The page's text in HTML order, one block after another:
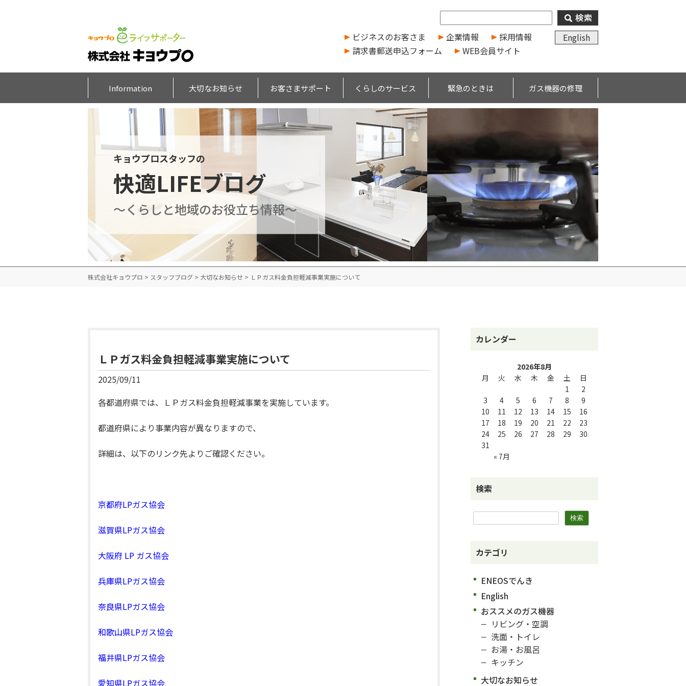
ビジネスのお客さま 企業情報 採用情報
English
請求書郵送申込フォーム
WEB会員サイト
Information 大切なお知らせ お客さまサポート くらしのサービス 緊急のときは ガス機器の修理
キョウプロスタッフの
快適LIFEブログ
～くらしと地域のお役立ち情報～
株式会社キョウプロ > スタッフブログ > 大切なお知らせ > ＬＰガス料金負担軽減事業実施について
ＬＰガス料金負担軽減事業実施について
2025/09/11
各都道府県では、ＬＰガス料金負担軽減事業を実施しています。
都道府県により事業内容が異なりますので、
詳細は、以下のリンク先よりご確認ください。
京都府LPガス協会
滋賀県LPガス協会
大阪府 LP ガス協会
兵庫県LPガス協会
奈良県LPガス協会
和歌山県LPガス協会
福井県LPガス協会
愛知県LPガス協会
カレンダー
2026年8月
月
火 水 木 金 土 日
« 7月
1
2
3
4 5 6 7 8
9
10
11 12 13 14 15
16
17
18 19 20 21 22
23
24
25 26 27 28 29
30
31
検索
カテゴリ
ENEOSでんき
English
おススメのガス機器
リビング・空調
洗面・トイレ
お湯・お風呂
キッチン
大切なお知らせ